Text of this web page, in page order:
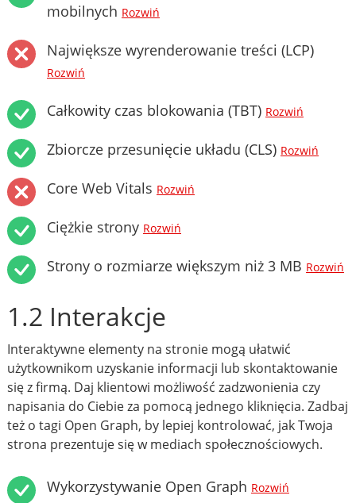
mobilnych Rozwiń
Największe wyrenderowanie treści (LCP)
Rozwiń
Całkowity czas blokowania (TBT) Rozwiń
Zbiorcze przesunięcie układu (CLS) Rozwiń
Core Web Vitals Rozwiń
Ciężkie strony Rozwiń
Strony o rozmiarze większym niż 3 MB Rozwiń
1.2 Interakcje
Interaktywne elementy na stronie mogą ułatwić
użytkownikom uzyskanie informacji lub skontaktowanie
się z firmą. Daj klientowi możliwość zadzwonienia czy
napisania do Ciebie za pomocą jednego kliknięcia. Zadbaj
też o tagi Open Graph, by lepiej kontrolować, jak Twoja
strona prezentuje się w mediach społecznościowych.
Wykorzystywanie Open Graph Rozwiń